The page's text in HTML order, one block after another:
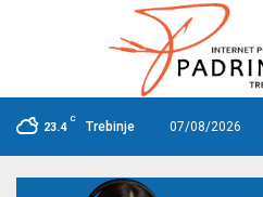
23.4
C
Trebinje 07/08/2026